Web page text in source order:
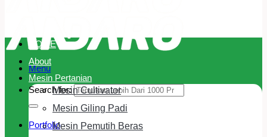
Menu
Search for:
Portfolio
HOME
About
Mesin Pertanian
Mesin Cultivator
Mesin Giling Padi
Mesin Pemutih Beras